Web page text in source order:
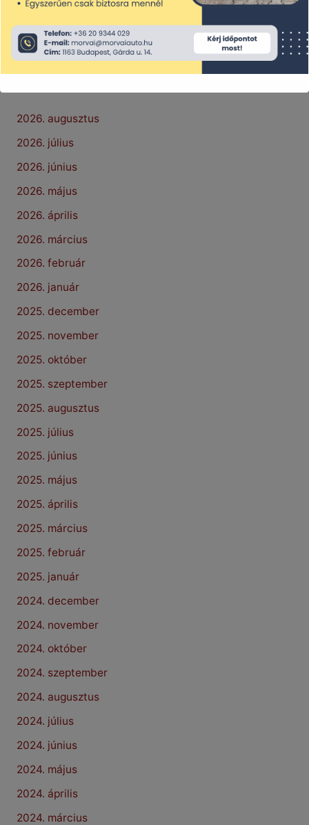
Legutóbbi hozzászólások
2026. augusztus
2026. július
2026. június
2026. május
2026. április
2026. március
2026. február
2026. január
2025. december
2025. november
2025. október
2025. szeptember
2025. augusztus
2025. július
2025. június
2025. május
2025. április
2025. március
2025. február
2025. január
2024. december
2024. november
2024. október
2024. szeptember
2024. augusztus
2024. július
2024. június
2024. május
2024. április
2024. március